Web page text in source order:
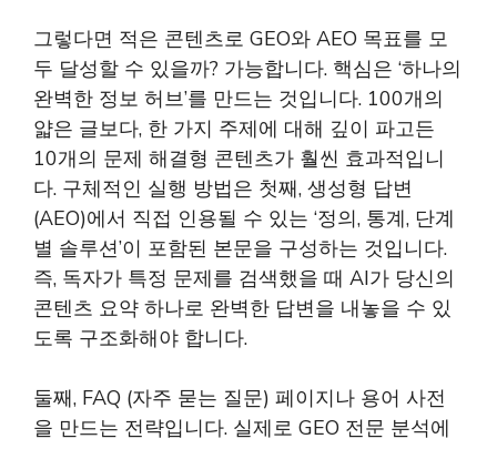
그렇다면 적은 콘텐츠로 GEO와 AEO 목표를 모
두 달성할 수 있을까? 가능합니다. 핵심은 ‘하나의
완벽한 정보 허브’를 만드는 것입니다. 100개의
얇은 글보다, 한 가지 주제에 대해 깊이 파고든
10개의 문제 해결형 콘텐츠가 훨씬 효과적입니
다. 구체적인 실행 방법은 첫째, 생성형 답변
(AEO)에서 직접 인용될 수 있는 ‘정의, 통계, 단계
별 솔루션’이 포함된 본문을 구성하는 것입니다.
즉, 독자가 특정 문제를 검색했을 때 AI가 당신의
콘텐츠 요약 하나로 완벽한 답변을 내놓을 수 있
도록 구조화해야 합니다.
둘째, FAQ (자주 묻는 질문) 페이지나 용어 사전
을 만드는 전략입니다. 실제로 GEO 전문 분석에